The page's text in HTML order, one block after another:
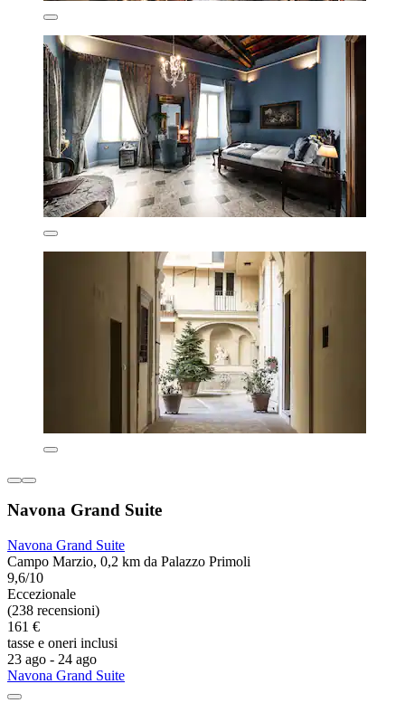
Navona Grand Suite
Navona Grand Suite
Campo Marzio, 0,2 km da Palazzo Primoli
9,6/10
Eccezionale
(238 recensioni)
161 €
tasse e oneri inclusi
23 ago - 24 ago
Navona Grand Suite